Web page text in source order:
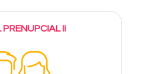
PRENUPCIAL II